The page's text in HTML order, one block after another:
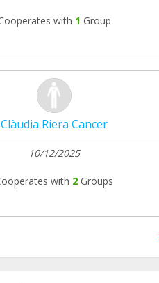
with 1 Group
Clàudia Riera Cancer
10/12/2025
with 2 Groups